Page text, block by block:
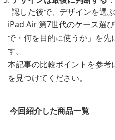
認した後で、デザインを選
iPad Air 第7世代のケース選
で・何を目的に使うか」を
す。
本記事の比較ポイントを参考
を見つけてください。
今回紹介した商品一覧